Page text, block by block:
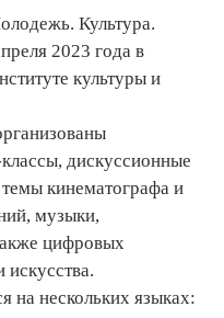
Культура.
2023 года в
культуры и
дискуссионные
кинематографа и
музыки,
цифровых
искусства.
на нескольких языках: